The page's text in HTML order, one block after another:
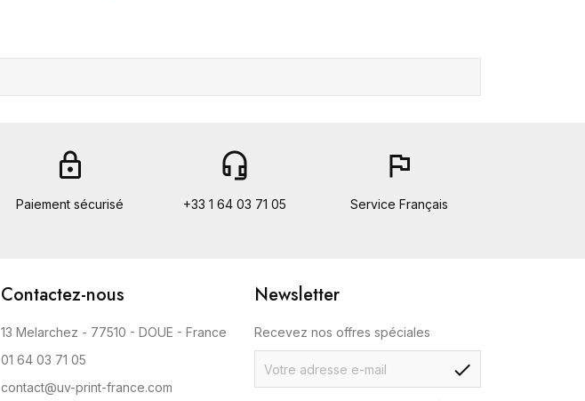
lock
Paiement sécurisé
headset_mic
+33 1 64 03 71 05
flag
Service Français
Contactez-nous
13 Melarchez - 77510 - DOUE - France
01 64 03 71 05
contact@uv-print-france.com
Newsletter
Recevez nos offres spéciales
check